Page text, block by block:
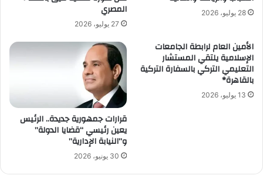
28 يوليو، 2026 المصري
27 يوليو، 2026
الأمين العام لرابطة الجامعات
الإسلامية يلتقي المستشار
التعليمي التركي بالسفارة التركية
بالقاهرة*
13 يوليو، 2026
قرارات جمهورية جديدة.. الرئيس
يعين رئيسي “قضايا الدولة”
و”النيابة الإدارية”
30 يونيو، 2026